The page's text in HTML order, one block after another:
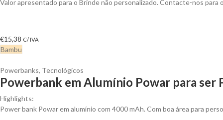
Valor apresentado para o Brinde não personalizado. Contacte-nos
€15,38 C/ IVA
Bambu
Powerbanks, Tecnológicos
Powerbank em Alumínio Powar para ser
Highlights:
Power bank Powar em alumínio com 4000 mAh. Com boa área para